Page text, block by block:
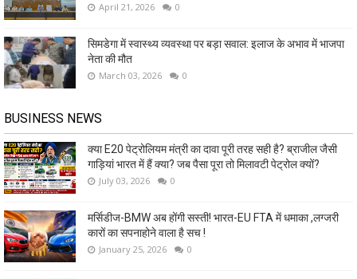
April 21, 2026 0
सिमडेगा में स्वास्थ्य व्यवस्था पर बड़ा सवाल: इलाज के अभाव में भाजपा
नेता की मौत
March 03, 2026 0
BUSINESS NEWS
क्या E20 पेट्रोलियम मंत्री का दावा पूरी तरह सही है? ब्राजील जैसी
गाड़ियां भारत में हैं क्या? जब पैसा पूरा तो मिलावटी पेट्रोल क्यों?
July 03, 2026 0
मर्सिडीज-BMW अब होंगी सस्ती! भारत-EU FTA में धमाका ,लग्जरी
कारों का सपनाहोने वाला है सच !
January 25, 2026 0